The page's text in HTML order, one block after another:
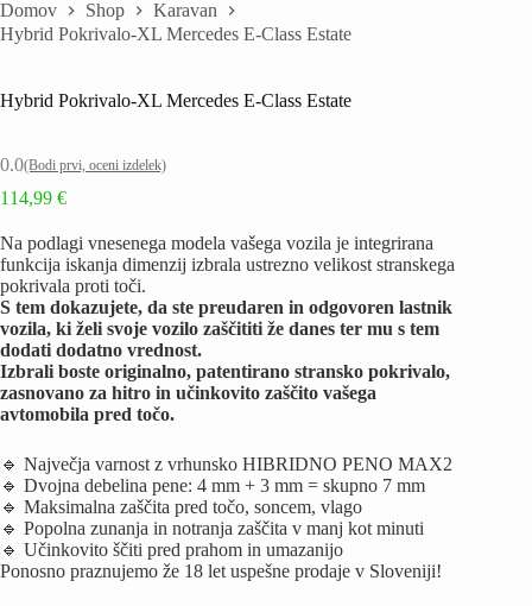
Domov Shop
Karavan
Hybrid Pokrivalo-XL Mercedes E-Class Estate
Hybrid Pokrivalo-XL Mercedes E-Class Estate
0.0(Bodi prvi, oceni izdelek)
114,99 €
Na podlagi vnesenega modela vašega vozila je integrirana
funkcija iskanja dimenzij izbrala ustrezno velikost stranskega
pokrivala proti toči.
S tem dokazujete, da ste preudaren in odgovoren lastnik
vozila, ki želi svoje vozilo zaščititi že danes ter mu s tem
dodati dodatno vrednost.
Izbrali boste originalno, patentirano stransko pokrivalo,
zasnovano za hitro in učinkovito zaščito vašega
avtomobila pred točo.
🔹 Največja varnost z vrhunsko HIBRIDNO PENO MAX2
🔹 Dvojna debelina pene: 4 mm + 3 mm = skupno 7 mm
🔹 Maksimalna zaščita pred točo, soncem, vlago
🔹 Popolna zunanja in notranja zaščita v manj kot minuti
🔹 Učinkovito ščiti pred prahom in umazanijo
Ponosno praznujemo že 18 let uspešne prodaje v Sloveniji!